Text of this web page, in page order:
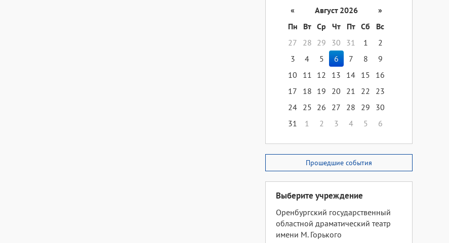
« Август 2026
»
Пн
Вт Ср Чт Пт Сб
Вс
27
28 29 30 31 1
2
3
4 5 6 7 8
9
10
11 12 13 14 15
16
17
18 19 20 21 22
23
24 25 26 27 28 29
30
31
1 2 3 4 5 6
Прошедшие события
Выберите учреждение
Оренбургский государственный
областной драматический театр
имени М. Горького